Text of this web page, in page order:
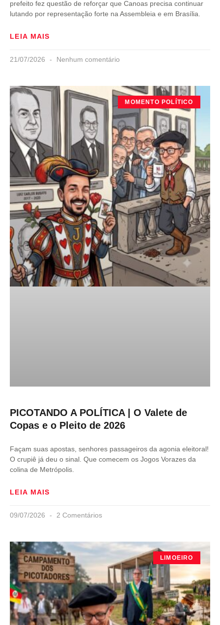
prefeito fez questão de reforçar que Canoas precisa continuar
lutando por representação forte na Assembleia e em Brasília.
LEIA MAIS
21/07/2026 Nenhum comentário
MOMENTO POLÍTICO
PICOTANDO A POLÍTICA | O Valete de
Copas e o Pleito de 2026
Façam suas apostas, senhores passageiros da agonia eleitoral!
O crupiê já deu o sinal. Que comecem os Jogos Vorazes da
colina de Metrópolis.
LEIA MAIS
09/07/2026 2 Comentários
LIMOEIRO